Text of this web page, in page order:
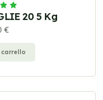
20 5 Kg
€